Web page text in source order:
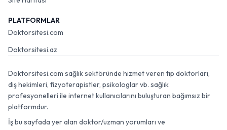
PLATFORMLAR
Doktorsitesi.com
Doktorsitesi.az
Doktorsitesi.com sağlık sektöründe hizmet veren tıp doktorları,
diş hekimleri, fizyoterapistler, psikologlar vb. sağlık
profesyonelleri ile internet kullanıcılarını buluşturan bağımsız bir
platformdur.
İş bu sayfada yer alan doktor/uzman yorumları ve